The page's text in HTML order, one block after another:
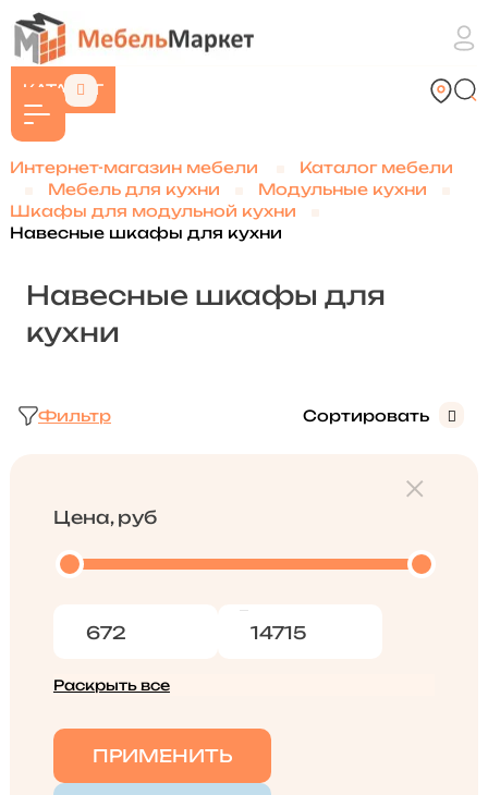
КАТАЛОГ
Интернет-магазин мебели
Каталог мебели
Мебель для кухни
Модульные кухни
Шкафы для модульной кухни
Навесные шкафы для кухни
Навесные шкафы для
кухни
Фильтр Сортировать
Цена, руб
Раскрыть все
ПРИМЕНИТЬ